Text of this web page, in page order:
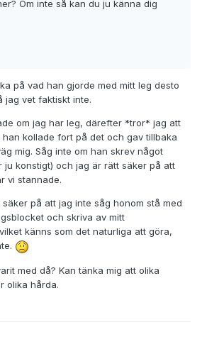
Om inte så kan du ju känna dig
på vad han gjorde med mitt leg desto
jag vet faktiskt inte.
om jag har leg, därefter *tror* jag att
kollade fort på det och gav tillbaka
mig. Såg inte om han skrev något
ju konstigt) och jag är rätt säker på att
vi stannade.
på att jag inte såg honom stå med
och skriva av mitt
känns som det naturliga att göra,
med då? Kan tänka mig att olika
olika hårda.